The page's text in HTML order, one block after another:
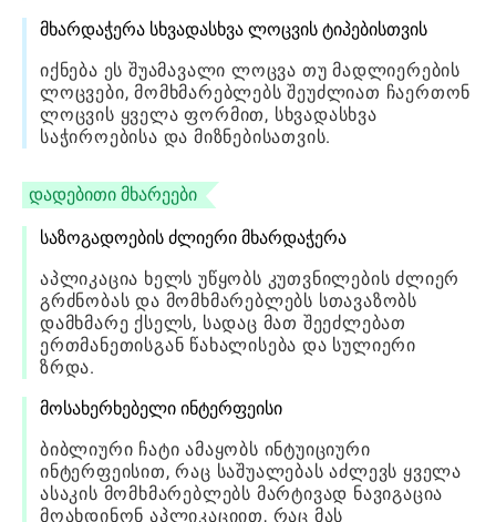
მხარდაჭერა სხვადასხვა ლოცვის ტიპებისთვის
იქნება ეს შუამავალი ლოცვა თუ მადლიერების
ლოცვები, მომხმარებლებს შეუძლიათ ჩაერთონ
ლოცვის ყველა ფორმით, სხვადასხვა
საჭიროებისა და მიზნებისათვის.
დადებითი მხარეები
საზოგადოების ძლიერი მხარდაჭერა
აპლიკაცია ხელს უწყობს კუთვნილების ძლიერ
გრძნობას და მომხმარებლებს სთავაზობს
დამხმარე ქსელს, სადაც მათ შეეძლებათ
ერთმანეთისგან წახალისება და სულიერი
ზრდა.
მოსახერხებელი ინტერფეისი
ბიბლიური ჩატი ამაყობს ინტუიციური
ინტერფეისით, რაც საშუალებას აძლევს ყველა
ასაკის მომხმარებლებს მარტივად ნავიგაცია
მოახდინონ აპლიკაციით, რაც მას